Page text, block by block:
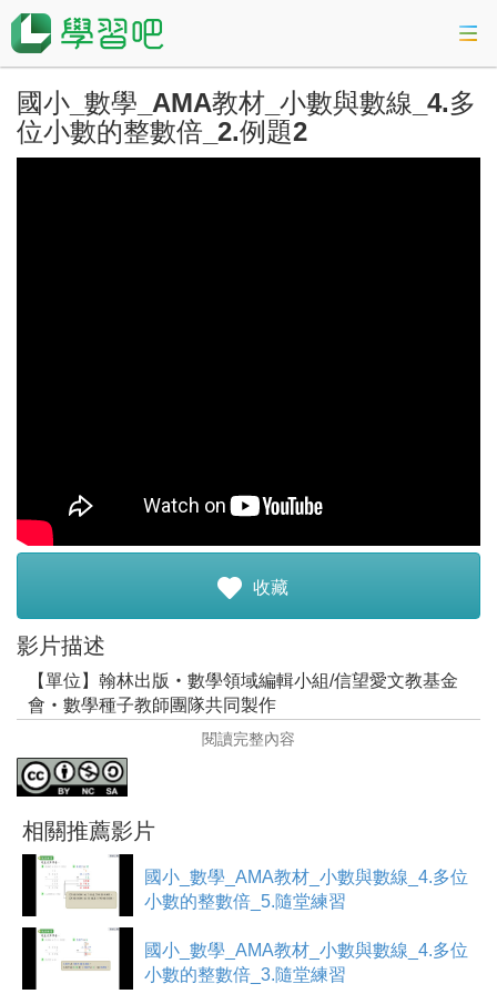
課程總覽
註冊加入
國小_數學_AMA教材_小數與數線_4.多
位小數的整數倍_2.例題2
收藏
影片描述
【單位】翰林出版‧數學領域編輯小組/信望愛文教基金
會‧數學種子教師團隊共同製作
【單位簡介】
翰林出版與信望愛文教基金會鑒於推廣數學教育與數位教
學理念，因此共同接受交通大學黃振順教授指導，以
｢AMA激發式動態教學設計｣概念進行「翰林版國小數學高
年級教學PPT與教學影片」製作，期望讓所有學生都能有
更強的數學力。
‧影片皆採詳細步驟化，並配合圖像講解，讓同學能馬上
對應了解老師所要傳達的觀念。
‧解說盡量補充說明曾學過的觀念，讓學生在學習新知
時，也同時補足、強化其較弱的觀念。
閱讀完整內容
相關推薦影片
國小_數學_AMA教材_小數與數線_4.多位
小數的整數倍_5.隨堂練習
國小_數學_AMA教材_小數與數線_4.多位
小數的整數倍_3.隨堂練習